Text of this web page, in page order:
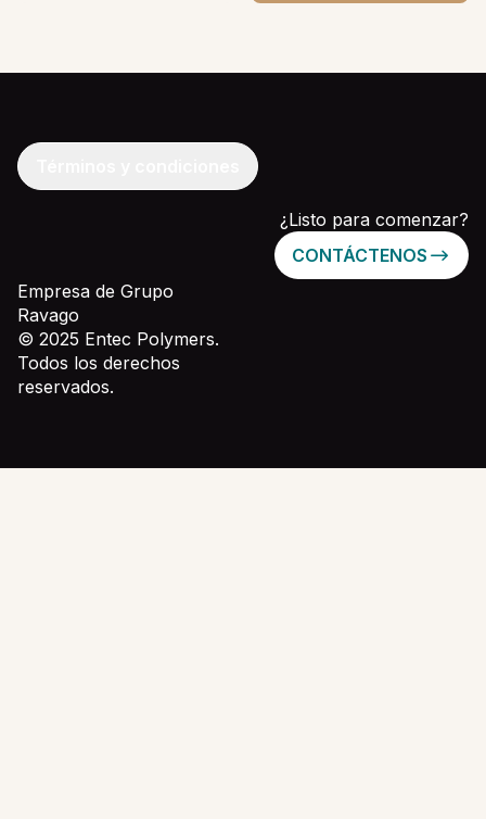
¿Listo para comenzar?
CONTÁCTENOS
Empresa de Grupo
Ravago
© 2025 Entec Polymers.
Todos los derechos
reservados.